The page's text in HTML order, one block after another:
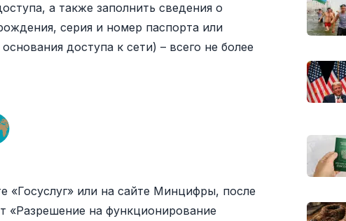
а также заполнить сведения о
серия и номер паспорта или
доступа к сети) – всего не более
«Госуслуг» или на сайте Минцифры, после
«Разрешение на функционирование